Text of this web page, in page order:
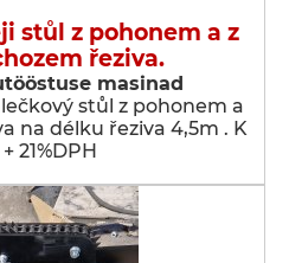
stůl z pohonem a z
řeziva.
masinad
stůl z pohonem a
na délku řeziva 4,5m . K
21%DPH